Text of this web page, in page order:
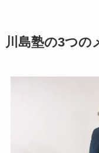
川島塾の3つの